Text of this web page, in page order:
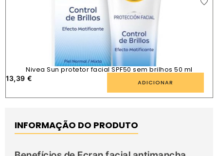
Nivea Sun protetor facial SPF50 sem brilhos 50 ml
13,39 € ADICIONAR
INFORMAÇÃO DO PRODUTO